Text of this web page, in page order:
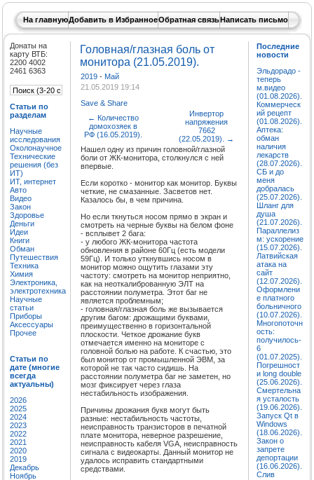
На главнуюДобавить в ИзбранноеОбратная связьНаписать письмо
Донаты на
карту ВТБ:
2200 4002
2461 6363
Статьи по
разделам
Научные
исследования
Околонаучное
Технические
решения (без
ИТ)
ИТ, интернет
Авто
Видео
Закон
Здоровье
Деньги
Идеи
Книги
Обман
Путешествия
Техника
Химия
Электроника,
электротехника
Научные
статьи
Приборы
Аксессуары
Прочее
Статьи по
дате (многие
всегда
актуальны)
2026
2025
2024
2023
2022
2021
2020
2019
Декабрь
Ноябрь
Головная/глазная боль от
монитора (21.05.2019).
2019 - Май
21.05.2019 19:14
Save & Share
← Количество
домохозяек в
РФ (16.05.2019).
Инвертор
напряжения
7662
(22.05.2019).
→
Нашел одну из причин головной/глазной
боли от ЖК-монитора, столкнулся с ней
впервые.
Если коротко - монитор как монитор. Буквы
четкие, не смазанные. Засветов нет.
Казалось бы, в чем причина.
Но если ткнуться носом прямо в экран и
смотреть на черные буквы на белом фоне
- всплывет 2 бага:
- у любого ЖК-монитора частота
обновления в районе 60Гц (есть модели
59Гц). И только уткнувшись носом в
монитор можно ощутить глазами эту
частоту: смотреть на монитор неприятно,
как на неоткалиброванную ЭЛТ на
расстоянии полуметра. Этот баг не
является проблемным;
- головная/глазная боль же вызывается
другим багом: дрожащими буквами,
преимущественно в горизонтальной
плоскости. Четкое дрожание букв
отмечается именно на мониторе с
головной болью на работе. К счастью, это
был монитор от промышленной ЭВМ, за
которой не так часто сидишь. На
расстоянии полуметра баг не заметен, но
мозг фиксирует через глаза
нестабильность изображения.
Причины дрожания букв могут быть
разные: нестабильность частоты,
неисправность транзисторов в печатной
плате монитора, неверное разрешение,
неисправность кабеля VGA, неисправность
сигнала с видеокарты. Данный монитор не
удалось исправить стандартными
средствами.
Последние
новости
Эльдорадо -
теперь
м.видео
(01.08.2026).
Коммерческ
ий рецепт
(01.08.2026).
Аптека:
обман
наличия
лекарств
(28.07.2026).
СБ и до
меня
добралась
(25.07.2026).
Шланг для
душа
(21.07.2026).
Параллелиз
м: ускорение
(15.07.2026).
Латвийская
атака на
сайт
(12.07.2026).
Оформлени
е платного
больничного
(10.07.2026).
Многопоточн
ость:
получилось-
6
(01.07.2025).
Погрешност
и long double
(25.06.2026).
Смертельна
я усталость
(19.06.2026).
Запуск Qt в
Windows
(18.06.2026).
Закон о
запрете
депортации
(16.06.2026).
Слив